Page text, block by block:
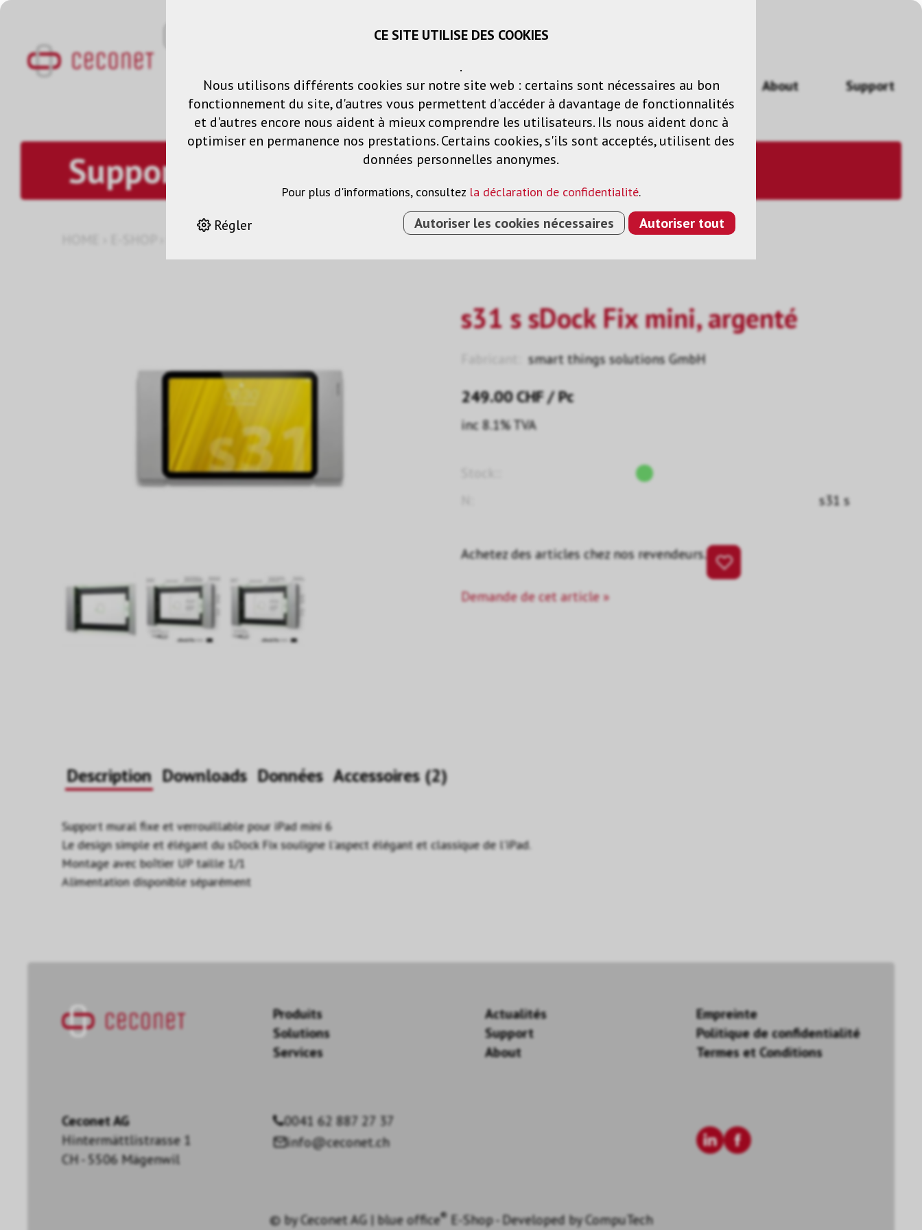
Panier Listes de voeux
Produits Solutions Services Actualités About Support
Support pour tablette
SUPPORT POUR TABLETTE›S31 S SDOCK FIX MINI, ARGENTÉ
s31 s sDock Fix mini, argenté
smart things solutions GmbH
249.00CHF/ Pc
inc 8.1% TVA
s31 s
Achetez des articles chez nos revendeurs.
Demande de cet article »
Description Downloads Données Accessoires (2)
Support mural fixe et verrouillable pour iPad mini 6
Le design simple et élégant du sDock Fix souligne l'aspect élégant et classique de l'iPad.
Montage avec boîtier UP taille 1/1
Alimentation disponible séparément
Produits
Solutions
Services
Actualités
Support
About
Empreinte
Politique de confidentialité
Termes et Conditions
Ceconet AG
Hintermättlistrasse 1
CH - 5506 Mägenwil
0041 62 887 27 37
info@ceconet.ch
© byCeconet AG|blue office®E-Shop - Developed byCompuTech
CE SITE UTILISE DES COOKIES
.
Nous utilisons différents cookies sur notre site web : certains sont nécessaires au bon
fonctionnement du site, d'autres vous permettent d'accéder à davantage de fonctionnalités
et d'autres encore nous aident à mieux comprendre les utilisateurs. Ils nous aident donc à
optimiser en permanence nos prestations. Certains cookies, s'ils sont acceptés, utilisent des
données personnelles anonymes.
Pour plus d'informations, consultez la déclaration de confidentialité.
Régler Autoriser les cookies nécessaires Autoriser tout